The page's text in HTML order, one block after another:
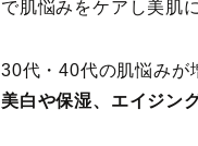
で肌悩みをケアし美肌
30代・40代の肌悩みが
美白や保湿、エイジン